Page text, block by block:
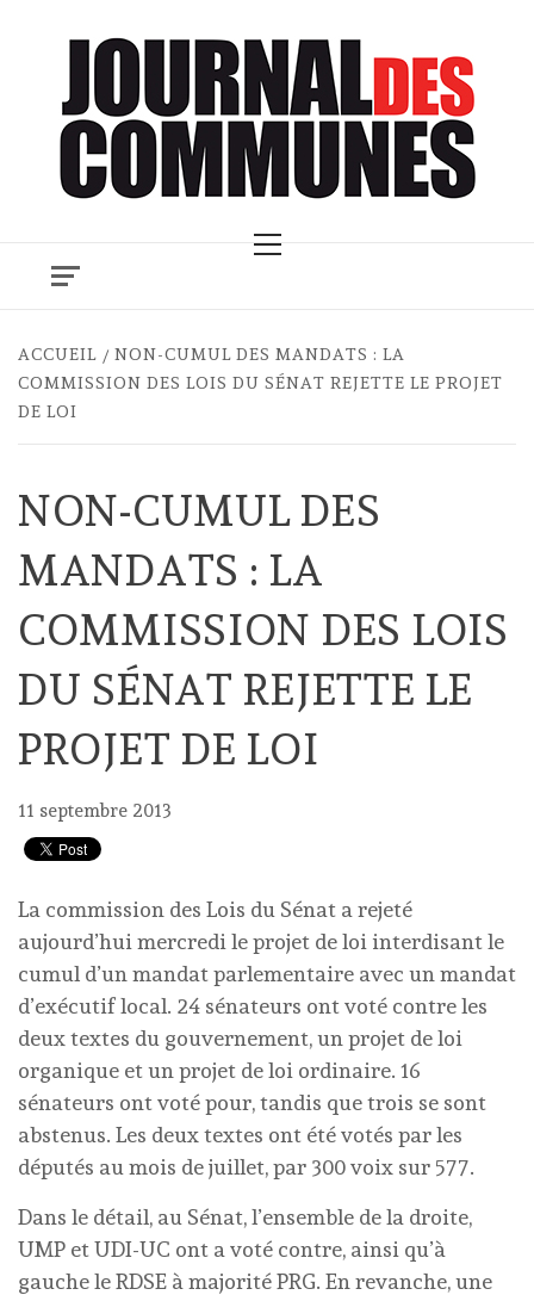
Menu
ACCUEIL
NON-CUMUL DES MANDATS : LA
COMMISSION DES LOIS DU SÉNAT REJETTE LE PROJET
DE LOI
NON-CUMUL DES
MANDATS : LA
COMMISSION DES LOIS
DU SÉNAT REJETTE LE
PROJET DE LOI
11 septembre 2013
La commission des Lois du Sénat a rejeté
aujourd’hui mercredi le projet de loi interdisant le
cumul d’un mandat parlementaire avec un mandat
d’exécutif local. 24 sénateurs ont voté contre les
deux textes du gouvernement, un projet de loi
organique et un projet de loi ordinaire. 16
sénateurs ont voté pour, tandis que trois se sont
abstenus. Les deux textes ont été votés par les
députés au mois de juillet, par 300 voix sur 577.
Dans le détail, au Sénat, l’ensemble de la droite,
UMP et UDI-UC ont a voté contre, ainsi qu’à
gauche le RDSE à majorité PRG. En revanche, une